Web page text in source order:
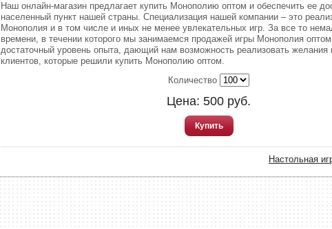
Наш онлайн-магазин предлагает купить Монополию оптом и обеспечить ее
населенный пункт нашей страны. Специализация нашей компании – это
Монополия и в том числе и иных не менее увлекательных игр. За все то
времени, в течении которого мы занимаемся продажей игры Монополия
достаточный уровень опыта, дающий нам возможность реализовать желания
клиентов, которые решили купить Монополию оптом.
Количество
Цена: 500 руб.
Купить
Настольная